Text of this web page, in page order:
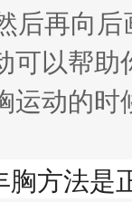
后再向
可以帮
运动的